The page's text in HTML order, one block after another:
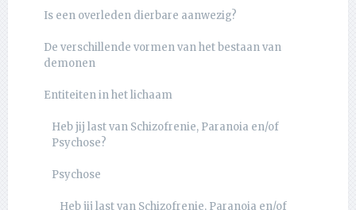
Is een overleden dierbare aanwezig?
De verschillende vormen van het bestaan van
demonen
Entiteiten in het lichaam
Heb jij last van Schizofrenie, Paranoia en/of
Psychose?
Psychose
Heb jij last van Schizofrenie, Paranoia en/of